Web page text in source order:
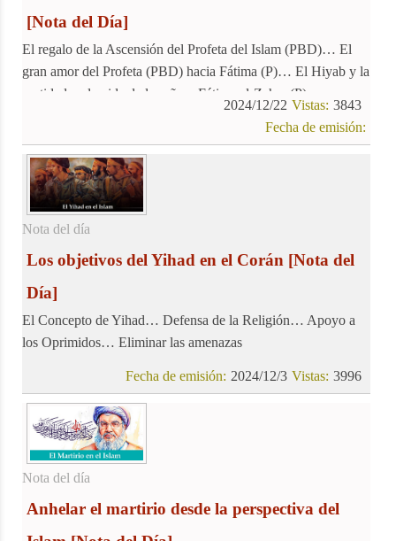
[Nota del Día]
El regalo de la Ascensión del Profeta del Islam (PBD)… El
gran amor del Profeta (PBD) hacia Fátima (P)… El Hiyab y la
castidad en la vida de la señora Fátima al-Zahra (P)
3843
Vistas:
2024/12/22
Fecha de emisión:
Nota del día
Los objetivos del Yihad en el Corán [Nota del
Día]
El Concepto de Yihad… Defensa de la Religión… Apoyo a
los Oprimidos… Eliminar las amenazas
3996
Vistas:
2024/12/3
Fecha de emisión:
Nota del día
Anhelar el martirio desde la perspectiva del